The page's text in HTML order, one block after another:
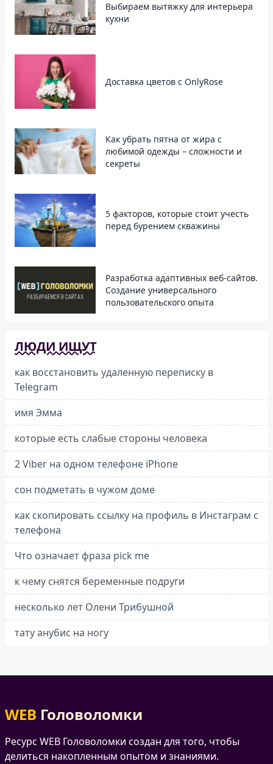
Выбираем вытяжку для интерьера
кухни
Доставка цветов с OnlyRose
Как убрать пятна от жира с
любимой одежды – сложности и
секреты
5 факторов, которые стоит учесть
перед бурением скважины
Разработка адаптивных веб-сайтов.
Создание универсального
пользовательского опыта
ЛЮДИ ИЩУТ
как восстановить удаленную переписку в
Telegram
имя Эмма
которые есть слабые стороны человека
2 Viber на одном телефоне iPhone
сон подметать в чужом доме
как скопировать ссылку на профиль в Инстаграм с
телефона
Что означает фраза pick me
к чему снятся беременные подруги
несколько лет Олени Трибушной
тату анубис на ногу
WEB Головоломки
Ресурс WEB Головоломки создан для того, чтобы
делиться накопленным опытом и знаниями.